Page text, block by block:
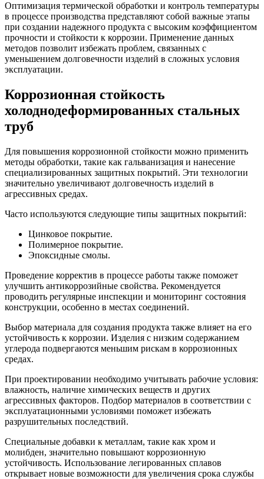
Оптимизация термической обработки и контроль температуры
в процессе производства представляют собой важные этапы
при создании надежного продукта с высоким коэффициентом
прочности и стойкости к коррозии. Применение данных
методов позволит избежать проблем, связанных с
уменьшением долговечности изделий в сложных условия
эксплуатации.
Коррозионная стойкость
холоднодеформированных стальных
труб
Для повышения коррозионной стойкости можно применить
методы обработки, такие как гальванизация и нанесение
специализированных защитных покрытий. Эти технологии
значительно увеличивают долговечность изделий в
агрессивных средах.
Часто используются следующие типы защитных покрытий:
Цинковое покрытие.
Полимерное покрытие.
Эпоксидные смолы.
Проведение корректив в процессе работы также поможет
улучшить антикоррозийные свойства. Рекомендуется
проводить регулярные инспекции и мониторинг состояния
конструкции, особенно в местах соединений.
Выбор материала для создания продукта также влияет на его
устойчивость к коррозии. Изделия с низким содержанием
углерода подвергаются меньшим рискам в коррозионных
средах.
При проектировании необходимо учитывать рабочие условия:
влажность, наличие химических веществ и других
агрессивных факторов. Подбор материалов в соответствии с
эксплуатационными условиями поможет избежать
разрушительных последствий.
Специальные добавки к металлам, такие как хром и
молибден, значительно повышают коррозионную
устойчивость. Использование легированных сплавов
открывает новые возможности для увеличения срока службы